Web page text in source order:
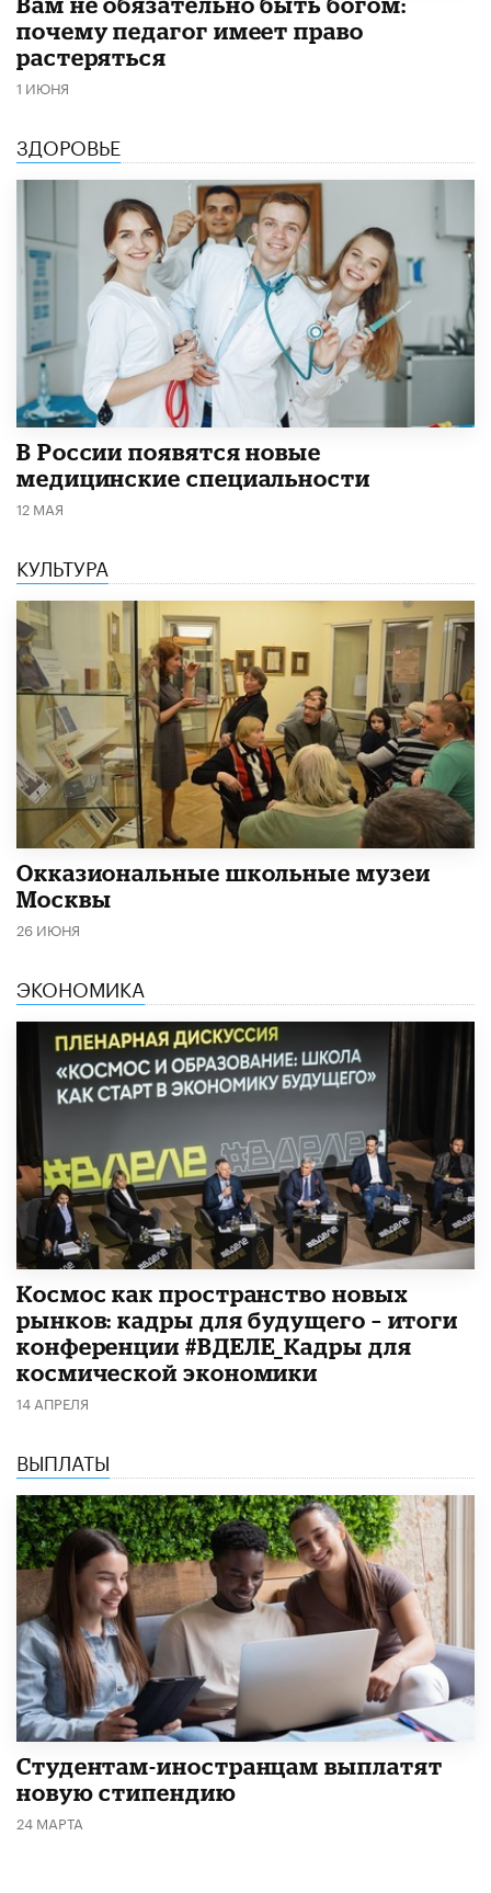
почему педагог имеет право
растеряться
1 ИЮНЯ
ЗДОРОВЬЕ
В России появятся новые
медицинские специальности
12 МАЯ
КУЛЬТУРА
​Окказиональные школьные музеи
Москвы
26 ИЮНЯ
ЭКОНОМИКА
Космос как пространство новых
рынков: кадры для будущего – итоги
конференции #ВДЕЛЕ_Кадры для
космической экономики
14 АПРЕЛЯ
ВЫПЛАТЫ
Студентам-иностранцам выплатят
новую стипендию
24 МАРТА